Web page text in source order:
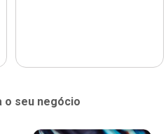
o seu negócio